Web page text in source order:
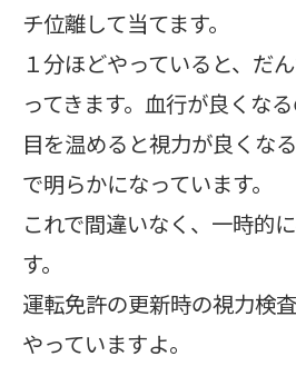
チ位離して当てます。
１分ほどやっていると、だ
ってきます。血行が良くなる
目を温めると視力が良くな
で明らかになっています。
これで間違いなく、一時的
す。
運転免許の更新時の視力検
やっていますよ。